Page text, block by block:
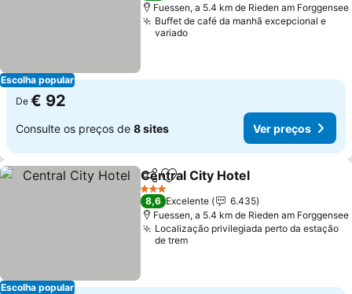
Escolha popular
Fuessen, a 5.4 km de Rieden am Forggensee
Buffet de café da manhã excepcional e
variado
De € 92
Consulte os preços de 8 sites Ver preços
Escolha popular
PartilharAdicionar aos favoritos
Central City Hotel
3 Estrelas
8,6 Excelente
6.435
Fuessen, a 5.4 km de Rieden am Forggensee
Localização privilegiada perto da estação
de trem